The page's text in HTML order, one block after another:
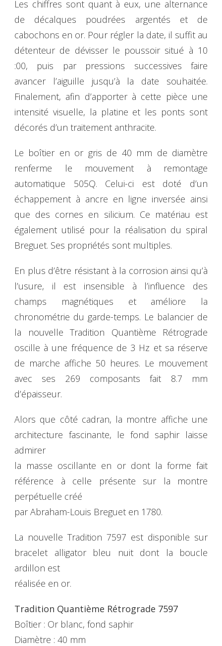
Les chiffres sont quant à eux, une alternance
de décalques poudrées argentés et de
cabochons en or. Pour régler la date, il suffit au
détenteur de dévisser le poussoir situé à 10
:00, puis par pressions successives faire
avancer l’aiguille jusqu’à la date souhaitée.
Finalement, afin d’apporter à cette pièce une
intensité visuelle, la platine et les ponts sont
décorés d’un traitement anthracite.
Le boîtier en or gris de 40 mm de diamètre
renferme le mouvement à remontage
automatique 505Q. Celui-ci est doté d’un
échappement à ancre en ligne inversée ainsi
que des cornes en silicium. Ce matériau est
également utilisé pour la réalisation du spiral
Breguet. Ses propriétés sont multiples.
En plus d’être résistant à la corrosion ainsi qu’à
l’usure, il est insensible à l’influence des
champs magnétiques et améliore la
chronométrie du garde-temps. Le balancier de
la nouvelle Tradition Quantième Rétrograde
oscille à une fréquence de 3 Hz et sa réserve
de marche affiche 50 heures. Le mouvement
avec ses 269 composants fait 8.7 mm
d’épaisseur.
Alors que côté cadran, la montre affiche une
architecture fascinante, le fond saphir laisse
admirer
la masse oscillante en or dont la forme fait
référence à celle présente sur la montre
perpétuelle créé
par Abraham-Louis Breguet en 1780.
La nouvelle Tradition 7597 est disponible sur
bracelet alligator bleu nuit dont la boucle
ardillon est
réalisée en or.
Tradition Quantième Rétrograde 7597
Boîtier : Or blanc, fond saphir
Diamètre : 40 mm